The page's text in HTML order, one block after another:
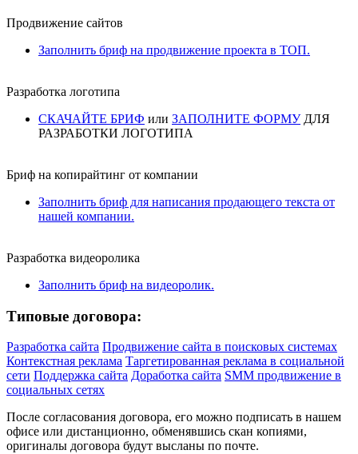
Продвижение сайтов
Заполнить бриф на продвижение проекта в ТОП.
Разработка логотипа
СКАЧАЙТЕ БРИФ или ЗАПОЛНИТЕ ФОРМУДЛЯ
РАЗРАБОТКИ ЛОГОТИПА
Бриф на копирайтинг от компании
Заполнить бриф для написания продающего текста от
нашей компании.
Разработка видеоролика
Заполнить бриф на видеоролик.
Типовые договора:
Разработка сайта Продвижение сайта в поисковых системах
Контекстная реклама Таргетированная реклама в социальной
сети Поддержка сайта Доработка сайта SMM продвижение в
социальных сетях
После согласования договора, его можно подписать в нашем
офисе или дистанционно, обменявшись скан копиями,
оригиналы договора будут высланы по почте.